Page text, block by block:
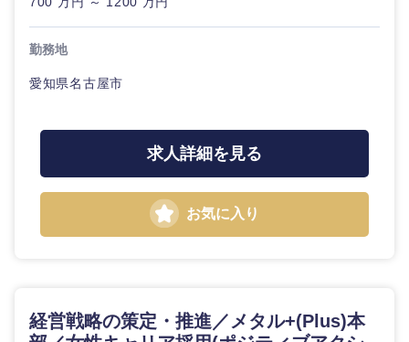
勤務地
愛知県名古屋市
求人詳細を見る
お気に入り
経営戦略の策定・推進／メタル+(Plus)本